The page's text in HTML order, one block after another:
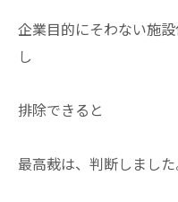
企業目的にそわない施
し
排除できると
最高裁は、判断しました